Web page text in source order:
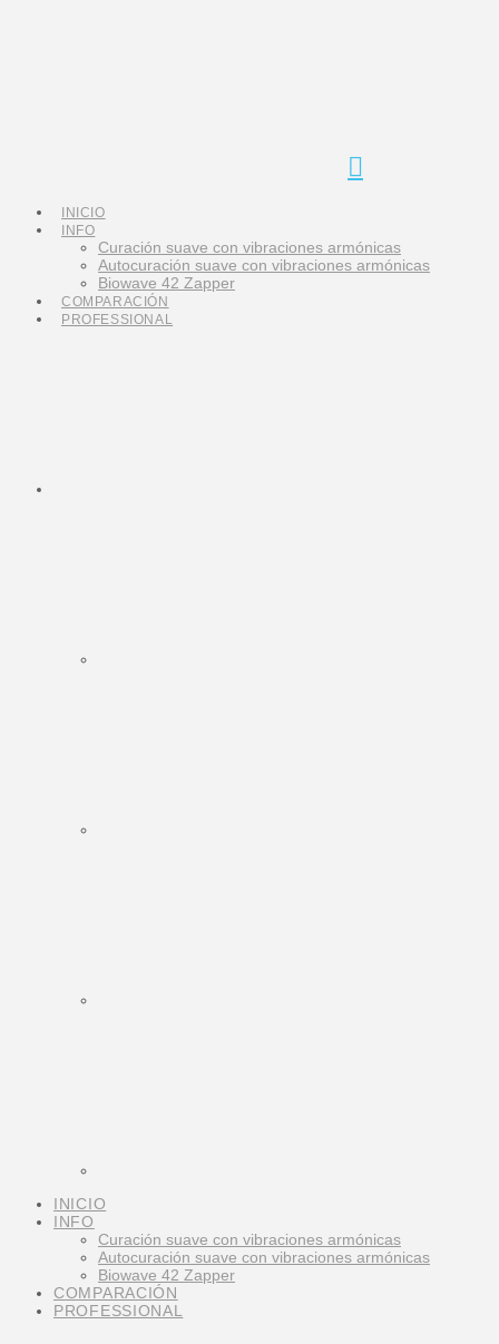
INICIO
INFO
Curación suave con vibraciones armónicas
Autocuración suave con vibraciones armónicas
Biowave 42 Zapper
COMPARACIÓN
PROFESSIONAL
INICIO
INFO
Curación suave con vibraciones armónicas
Autocuración suave con vibraciones armónicas
Biowave 42 Zapper
COMPARACIÓN
PROFESSIONAL